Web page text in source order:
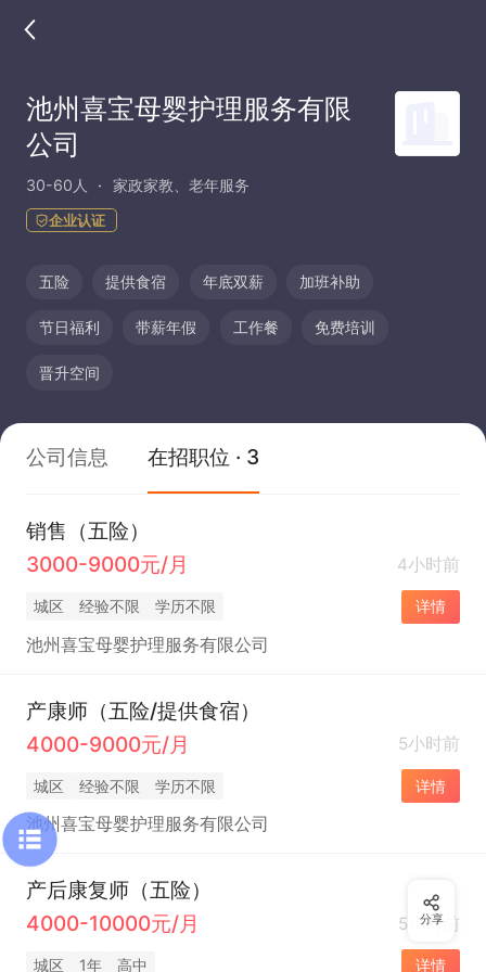
池州喜宝母婴护理服务有限
公司
30-60人 家政家教、老年服务
企业认证
五险 提供食宿 年底双薪 加班补助
节日福利 带薪年假 工作餐 免费培训
晋升空间
公司信息 在招职位 · 3
销售（五险）
3000-9000元/月
4小时前
城区 经验不限 学历不限 详情
池州喜宝母婴护理服务有限公司
产康师（五险/提供食宿）
4000-9000元/月
5小时前
城区 经验不限 学历不限 详情
池州喜宝母婴护理服务有限公司
产后康复师（五险）
4000-10000元/月
5小时前
城区 1年 高中 详情
分享